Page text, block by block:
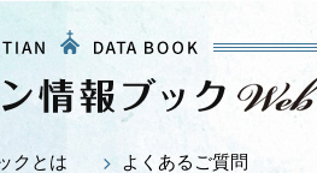
クとは よくあるご質問